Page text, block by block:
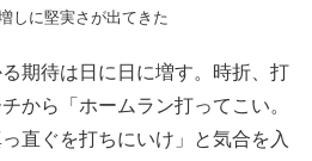
しに堅実さが出てきた
期待は日に日に増す。時折、打
から「ホームラン打ってこい。
直ぐを打ちにいけ」と気合を入